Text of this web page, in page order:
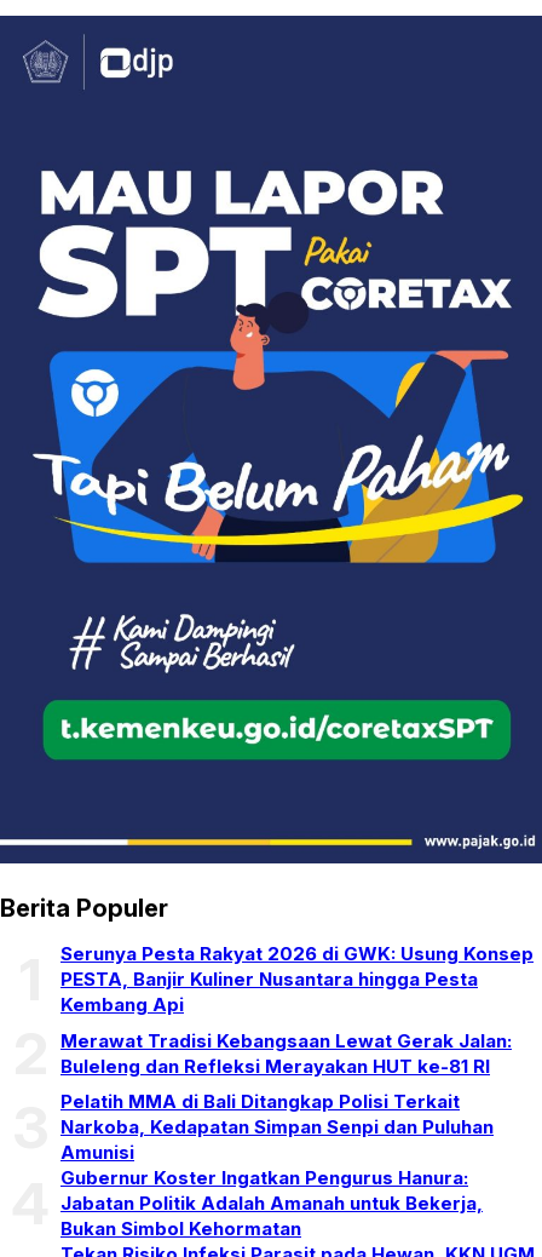
Berita Populer
Serunya Pesta Rakyat 2026 di GWK: Usung Konsep
PESTA, Banjir Kuliner Nusantara hingga Pesta
Kembang Api
Merawat Tradisi Kebangsaan Lewat Gerak Jalan:
Buleleng dan Refleksi Merayakan HUT ke-81 RI
Pelatih MMA di Bali Ditangkap Polisi Terkait
Narkoba, Kedapatan Simpan Senpi dan Puluhan
Amunisi
Gubernur Koster Ingatkan Pengurus Hanura:
Jabatan Politik Adalah Amanah untuk Bekerja,
Bukan Simbol Kehormatan